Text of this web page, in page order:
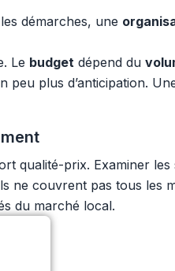
démarches, une
Le budget dépend du
peu plus d’anticipation.
qualité-prix. Examiner les
ne couvrent pas tous les
du marché local.